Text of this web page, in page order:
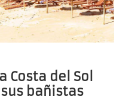
Costa del Sol
bañistas